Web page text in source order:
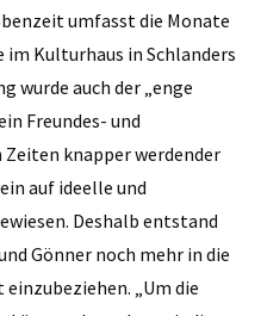
umfasst die Monate
im Kulturhaus in Schlanders
wurde auch der „enge
Freundes- und
knapper werdender
auf ideelle und
Deshalb entstand
Gönner noch mehr in die
„Um die